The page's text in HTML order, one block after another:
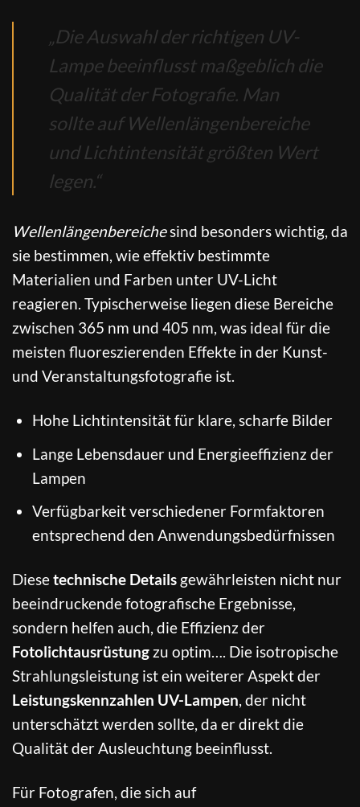
„Die Auswahl der richtigen UV-
Lampe beeinflusst maßgeblich die
Qualität der Fotografie. Man
sollte auf Wellenlängenbereiche
und Lichtintensität größten Wert
legen.“
Wellenlängenbereichesind besonders wichtig, da
sie bestimmen, wie effektiv bestimmte
Materialien und Farben unter UV-Licht
reagieren. Typischerweise liegen diese Bereiche
zwischen 365 nm und 405 nm, was ideal für die
meisten fluoreszierenden Effekte in der Kunst-
und Veranstaltungsfotografie ist.
Hohe Lichtintensität für klare, scharfe Bilder
Lange Lebensdauer und Energieeffizienz der
Lampen
Verfügbarkeit verschiedener Formfaktoren
entsprechend den Anwendungsbedürfnissen
Diesetechnische Details gewährleisten nicht nur
beeindruckende fotografische Ergebnisse,
sondern helfen auch, die Effizienz der
Fotolichtausrüstung zu optim…. Die isotropische
Strahlungsleistung ist ein weiterer Aspekt der
Leistungskennzahlen UV-Lampen, der nicht
unterschätzt werden sollte, da er direkt die
Qualität der Ausleuchtung beeinflusst.
Für Fotografen, die sich auf